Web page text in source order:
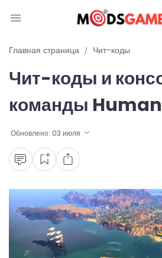
Блог
Читы и коды
Промокоды
Ошибки
Руководства
Roblox
Главная страница Чит-коды
Чит-коды и
команды
Обновлено: 03 июля